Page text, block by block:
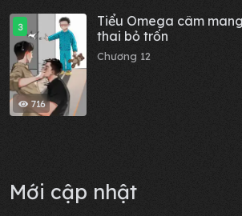
716
3
Tiểu Omega câm mang
thai bỏ trốn
Chương 12
Mới cập nhật